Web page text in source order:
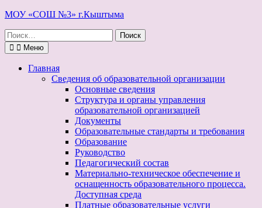
Перейти
содержимому
МОУ «СОШ №3» г.Кыштыма
Поиск
по:
Меню
Главная
Сведения об образовательной организации
Основные сведения
Структура и органы управления
образовательной организацией
Документы
Образовательные стандарты и требования
Образование
Руководство
Педагогический состав
Материально-техническое обеспечение и
оснащенность образовательного процесса.
Доступная среда
Платные образовательные услуги